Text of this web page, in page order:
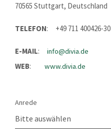
70565 Stuttgart, Deutschland
TELEFON: +49 711 400426-30
E-MAIL: info@divia.de
WEB: www.divia.de
Anrede